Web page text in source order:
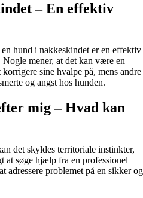
– En effektiv
hund i nakkeskindet er en effektiv
mener, at det kan være en
sine hvalpe på, mens andre
og angst hos hunden.
mig – Hvad kan
det skyldes territoriale instinkter,
at søge hjælp fra en professionel
adressere problemet på en sikker og